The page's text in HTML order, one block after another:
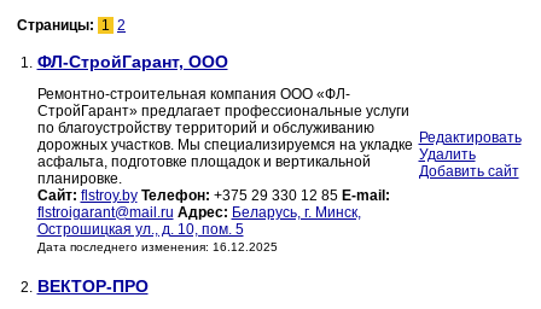
Страницы: 1 2
1. ФЛ-СтройГарант, ООО
Ремонтно-строительная компания ООО «ФЛ-
СтройГарант» предлагает профессиональные услуги
по благоустройству территорий и обслуживанию
дорожных участков. Мы специализируемся на укладке
асфальта, подготовке площадок и вертикальной
планировке.
Сайт: flstroy.by Телефон: +375 29 330 12 85 E-mail:
flstroigarant@mail.ru Адрес: Беларусь, г. Минск,
Острошицкая ул., д. 10, пом. 5
Дата последнего изменения: 16.12.2025
Редактировать
Удалить
Добавить сайт
2. ВЕКТОР-ПРО